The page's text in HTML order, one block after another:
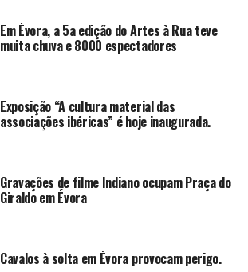
Em Évora, a 5a edição do Artes à Rua teve
muita chuva e 8000 espectadores
Exposição “A cultura material das
associações ibéricas” é hoje inaugurada.
Gravações de filme Indiano ocupam Praça do
Giraldo em Évora
Cavalos à solta em Évora provocam perigo.